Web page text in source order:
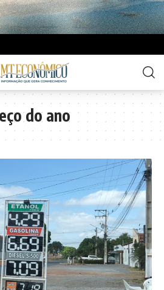
do ano